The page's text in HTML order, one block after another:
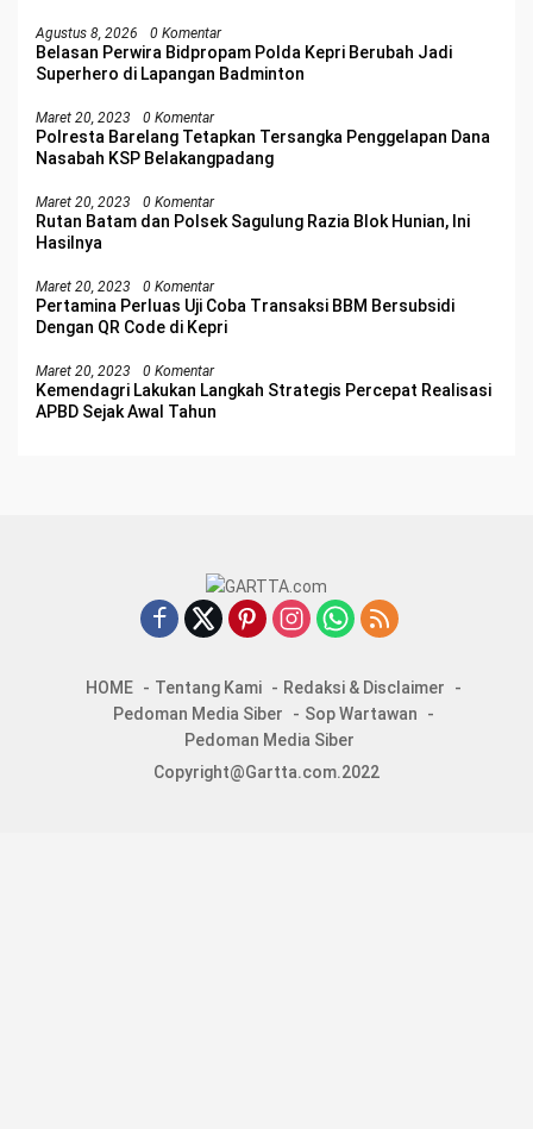
Agustus 8, 2026 0 Komentar
Belasan Perwira Bidpropam Polda Kepri Berubah Jadi
Superhero di Lapangan Badminton
Maret 20, 2023 0 Komentar
Polresta Barelang Tetapkan Tersangka Penggelapan Dana
Nasabah KSP Belakangpadang
Maret 20, 2023 0 Komentar
Rutan Batam dan Polsek Sagulung Razia Blok Hunian, Ini
Hasilnya
Maret 20, 2023 0 Komentar
Pertamina Perluas Uji Coba Transaksi BBM Bersubsidi
Dengan QR Code di Kepri
Maret 20, 2023 0 Komentar
Kemendagri Lakukan Langkah Strategis Percepat Realisasi
APBD Sejak Awal Tahun
HOME Tentang Kami
Redaksi & Disclaimer
Pedoman Media Siber
Sop Wartawan
Pedoman Media Siber
Copyright@Gartta.com.2022